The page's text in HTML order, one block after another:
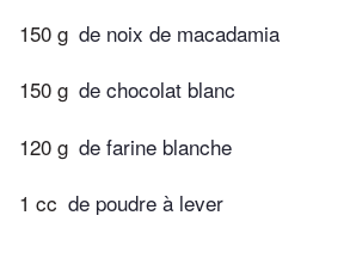
150 g de noix de macadamia
150 g de chocolat blanc
120 g de farine blanche
1 cc de poudre à lever